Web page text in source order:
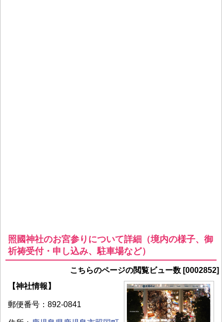
照國神社のお宮参りについて詳細（境内の様子、御
祈祷受付・申し込み、駐車場など）
こちらのページの閲覧ビュー数 [0002852]
【神社情報】
郵便番号：892-0841